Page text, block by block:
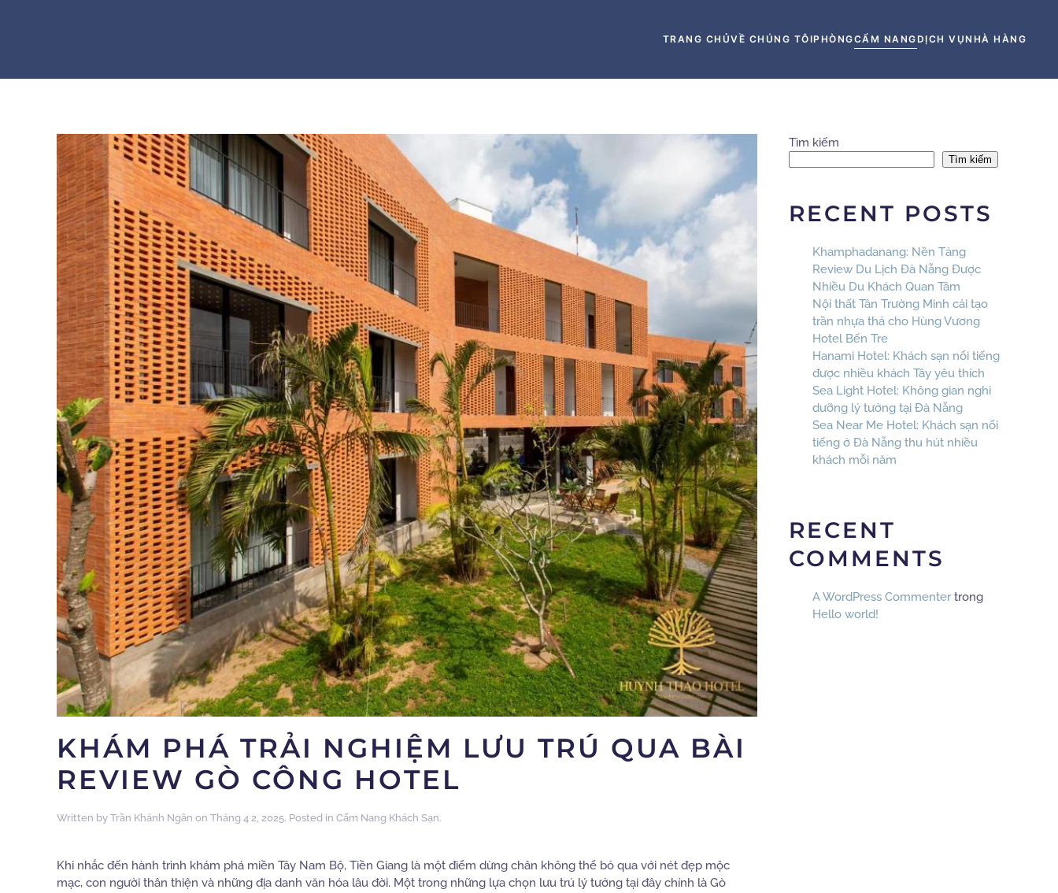
TRANG CHỦVỀ CHÚNG TÔIPHÒNGCẨM NANGDỊCH VỤNHÀ HÀNG
KHÁM PHÁ TRẢI NGHIỆM LƯU TRÚ QUA BÀI
REVIEW GÒ CÔNG HOTEL
Written by Trần Khánh Ngân on Tháng 4 2, 2025. Posted in Cẩm Nang Khách Sạn.
Khi nhắc đến hành trình khám phá miền Tây Nam Bộ, Tiền Giang là một điểm dừng chân không thể bỏ qua với nét đẹp mộc
mạc, con người thân thiện và những địa danh văn hóa lâu đời. Một trong những lựa chọn lưu trú lý tưởng tại đây chính là Gò
Tìm kiếm
Tìm kiếm
RECENT POSTS
Khamphadanang: Nền Tảng
Review Du Lịch Đà Nẵng Được
Nhiều Du Khách Quan Tâm
Nội thất Tân Trường Minh cải tạo
trần nhựa thả cho Hùng Vương
Hotel Bến Tre
Hanami Hotel: Khách sạn nổi tiếng
được nhiều khách Tây yêu thích
Sea Light Hotel: Không gian nghỉ
dưỡng lý tưởng tại Đà Nẵng
Sea Near Me Hotel: Khách sạn nổi
tiếng ở Đà Nẵng thu hút nhiều
khách mỗi năm
RECENT
COMMENTS
A WordPress Commentertrong
Hello world!